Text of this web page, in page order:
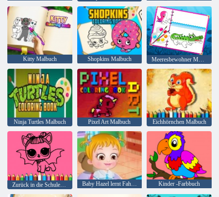
Kitty Malbuch Shopkins Malbuch Meeresbewohner Malbuch
Ninja Turtles Malbuch Pixel Art Malbuch Eichhörnchen Malbuch
Baby Hazel lernt Fahrzeuge Kinder -Farbbuch